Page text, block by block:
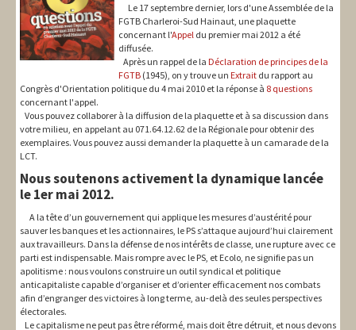
Le 17 septembre dernier, lors d'une Assemblée de la
FGTB Charleroi-Sud Hainaut, une plaquette
concernant l'Appel du premier mai 2012 a été
diffusée.
Après un rappel de la Déclaration de principes de la
FGTB (1945), on y trouve un Extrait du rapport au
Congrès d'Orientation politique du 4 mai 2010 et la réponse à 8 questions
concernant l'appel.
Vous pouvez collaborer à la diffusion de la plaquette et à sa discussion dans
votre milieu, en appelant au 071.64.12.62 de la Régionale pour obtenir des
exemplaires. Vous pouvez aussi demander la plaquette à un camarade de la
LCT.
Nous soutenons activement la dynamique lancée
le 1er mai 2012.
A la tête d’un gouvernement qui applique les mesures d’austérité pour
sauver les banques et les actionnaires, le PS s’attaque aujourd’hui clairement
aux travailleurs. Dans la défense de nos intérêts de classe, une rupture avec ce
parti est indispensable. Mais rompre avec le PS, et Ecolo, ne signifie pas un
apolitisme : nous voulons construire un outil syndical et politique
anticapitaliste capable d’organiser et d’orienter efficacement nos combats
afin d’engranger des victoires à long terme, au-delà des seules perspectives
électorales.
Le capitalisme ne peut pas être réformé, mais doit être détruit, et nous devons